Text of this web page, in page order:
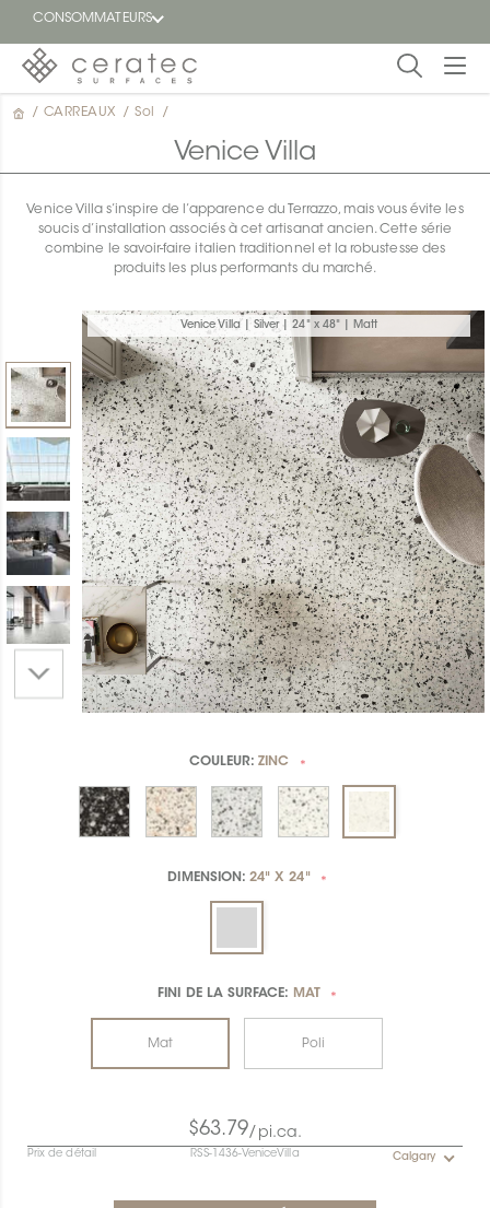
CONSOMMATEURS
En
Trouver
un
/ CARREAUX / Sol /
Venice Villa
Venice Villa s’inspire de l’apparence du Terrazzo, mais vous évite les
soucis d’installation associés à cet artisanat ancien. Cette série
combine le savoir-faire italien traditionnel et la robustesse des
produits les plus performants du marché.
Venice Villa | Silver | 24" x 48" | Matt
COULEUR:ZINC *
DIMENSION:24" X 24" *
FINI DE LA SURFACE: MAT *
Mat Poli
$63.79/pi.ca.
Prix de détail RSS-1436-VeniceVilla Calgary